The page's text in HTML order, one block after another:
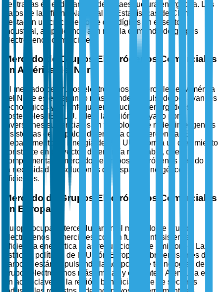
centradas en el desarrollo de infraestructura energética. Los
datos de la Oficina Nacional de Estadísticas de China
destacan un crecimiento de dos dígitos en el sector
industrial, amplificando aún más la demanda de grupos
electrógenos comerciales.
Mercado de Grupos Electrógenos Comerciales
en América del Norte
El mercado de grupos electrógenos comerciales en América
del Norte es el segundo más grande, impulsado por avances
tecnológicos y un enfoque en soluciones energéticas
sostenibles. EE. UU. lidera la región, apoyado por
inversiones sustanciales en tecnología de redes inteligentes
y sistemas de respaldo de energía de emergencia. El
Departamento de Energía de EE. UU. informa un crecimiento
constante en proyectos de energía renovable, que
complementa el mercado de grupos electrógenos debido a
la necesidad de soluciones de respaldo energético
eficientes.
Mercado de Grupos Electrógenos Comerciales
en Europa
Europa ocupa el tercer lugar en el mercado de grupos
electrógenos comerciales, con un fuerte énfasis en la
eficiencia energética y las regulaciones de emisiones. Las
estrictas políticas de la Unión Europea sobre emisiones de
carbono están impulsando la adopción de tecnologías de
grupos electrógenos más limpias y eficientes. Alemania es
un actor clave en la región, beneficiándose de sectores